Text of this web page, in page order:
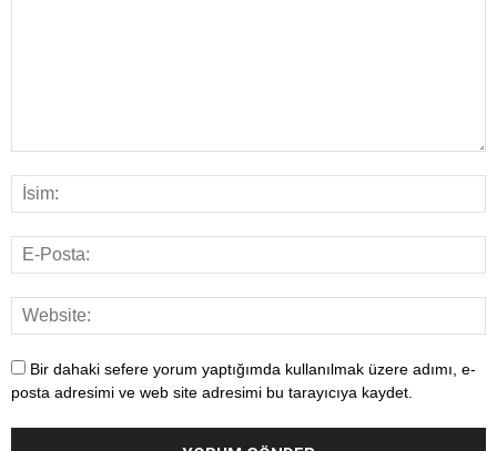
Bir dahaki sefere yorum yaptığımda kullanılmak üzere adımı, e-
posta adresimi ve web site adresimi bu tarayıcıya kaydet.